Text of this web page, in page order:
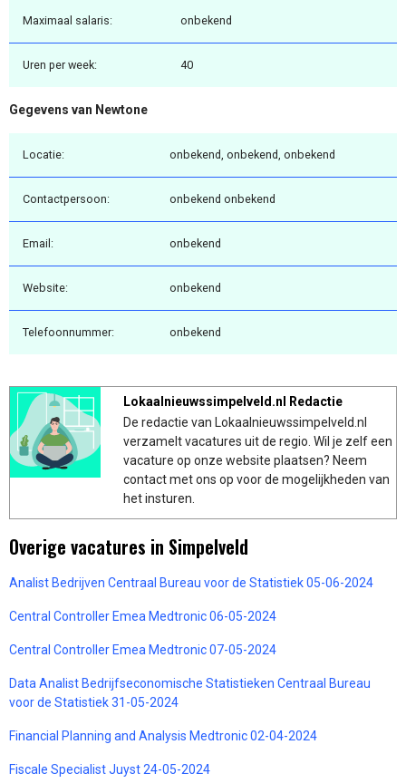
Maximaal salaris: onbekend
Uren per week: 40
Gegevens van Newtone
Locatie: onbekend, onbekend, onbekend
Contactpersoon: onbekend onbekend
Email: onbekend
Website: onbekend
Telefoonnummer: onbekend
Lokaalnieuwssimpelveld.nl Redactie
De redactie van Lokaalnieuwssimpelveld.nl
verzamelt vacatures uit de regio. Wil je zelf een
vacature op onze website plaatsen? Neem
contact met ons op voor de mogelijkheden van
het insturen.
Overige vacatures in Simpelveld
Analist Bedrijven Centraal Bureau voor de Statistiek 05-06-2024
Central Controller Emea Medtronic 06-05-2024
Central Controller Emea Medtronic 07-05-2024
Data Analist Bedrijfseconomische Statistieken Centraal Bureau
voor de Statistiek 31-05-2024
Financial Planning and Analysis Medtronic 02-04-2024
Fiscale Specialist Juyst 24-05-2024